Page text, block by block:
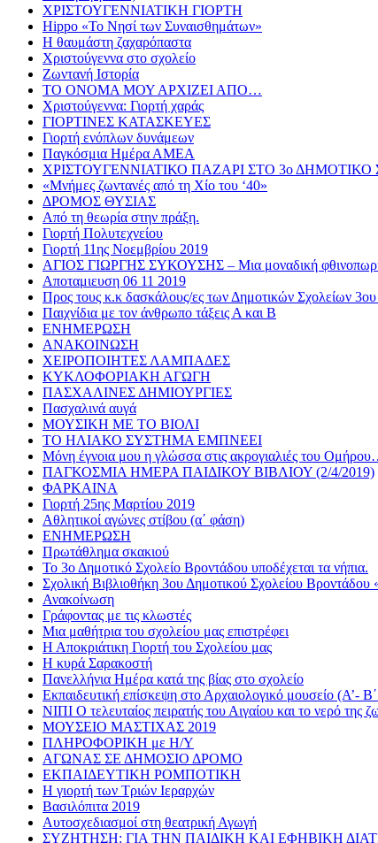
ΧΡΙΣΤΟΥΓΕΝΝΙΑΤΙΚΗ ΓΙΟΡΤΗ
Hippo «Το Νησί των Συναισθημάτων»
Η θαυμάστη ζαχαρόπαστα
Χριστούγεννα στο σχολείο
Ζωντανή Ιστορία
ΤΟ ΟΝΟΜΑ ΜΟΥ ΑΡΧΙΖΕΙ ΑΠΟ…
Χριστούγεννα: Γιορτή χαράς
ΓΙΟΡΤΙΝΕΣ ΚΑΤΑΣΚΕΥΕΣ
Γιορτή ενόπλων δυνάμεων
Παγκόσμια Ημέρα ΑΜΕΑ
ΧΡΙΣΤΟΥΓΕΝΝΙΑΤΙΚΟ ΠΑΖΑΡΙ ΣΤΟ 3ο
«Μνήμες ζωντανές από τη Χίο του ‘40»
ΔΡΟΜΟΣ ΘΥΣΙΑΣ
Από τη θεωρία στην πράξη.
Γιορτή Πολυτεχνείου
Γιορτή 11ης Νοεμβρίου 2019
ΑΓΙΟΣ ΓΙΩΡΓΗΣ ΣΥΚΟΥΣΗΣ – Μια μοναδική
Αποταμιευση 06 11 2019
Προς τους κ.κ δασκάλους/ες των Δημοτικών Σχολείων
Παιχνίδια με τον άνθρωπο τάξεις Α και Β
ΕΝΗΜΕΡΩΣΗ
ΑΝΑΚΟΙΝΩΣΗ
ΧΕΙΡΟΠΟΙΗΤΕΣ ΛΑΜΠΑΔΕΣ
ΚΥΚΛΟΦΟΡΙΑΚΗ ΑΓΩΓΗ
ΠΑΣΧΑΛΙΝΕΣ ΔΗΜΙΟΥΡΓΙΕΣ
Πασχαλινά αυγά
ΜΟΥΣΙΚΗ ΜΕ ΤΟ ΒΙΟΛΙ
ΤΟ ΗΛΙΑΚΟ ΣΥΣΤΗΜΑ ΕΜΠΝΕΕΙ
Μόνη έγνοια μου η γλώσσα στις ακρογιαλιές του
ΠΑΓΚΟΣΜΙΑ ΗΜΕΡΑ ΠΑΙΔΙΚΟΥ ΒΙΒΛΙΟΥ (2/4/2019)
ΦΑΡΚΑΙΝΑ
Γιορτή 25ης Μαρτίου 2019
Αθλητικoί αγώνες στίβου (α΄ φάση)
ΕΝΗΜΕΡΩΣΗ
Πρωτάθλημα σκακιού
Το 3ο Δημοτικό Σχολείο Βροντάδου υποδέχεται τα νήπια.
Σχολική Βιβλιοθήκη 3ου Δημοτικού Σχολείου
Ανακοίνωση
Γράφοντας με τις κλωστές
Μια μαθήτρια του σχολείου μας επιστρέφει
Η Αποκριάτικη Γιορτή του Σχολείου μας
Η κυρά Σαρακοστή
Πανελλήνια Ημέρα κατά της βίας στο σχολείο
Εκπαιδευτική επίσκεψη στο Αρχαιολογικό μουσείο (Α’- Β΄
ΝΙΠΙ Ο τελευταίος πειρατής του Αιγαίου και το νερό της
ΜΟΥΣΕΙΟ ΜΑΣΤΙΧΑΣ 2019
ΠΛΗΡΟΦΟΡΙΚΗ με Η/Υ
ΑΓΩΝΑΣ ΣΕ ΔΗΜΟΣΙΟ ΔΡΟΜΟ
ΕΚΠΑΙΔΕΥΤΙΚΗ ΡΟΜΠΟΤΙΚΗ
Η γιορτή των Τριών Ιεραρχών
Βασιλόπιτα 2019
Αυτοσχεδιασμοί στη θεατρική Αγωγή
ΣΥΖΗΤΗΣΗ: ΓΙΑ ΤΗΝ ΠΑΙΔΙΚΗ ΚΑΙ ΕΦΗΒΙΚΗ